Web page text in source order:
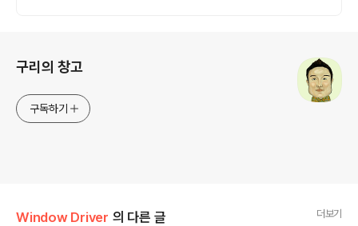
구리의 창고
구독하기
Window Driver 의 다른 글 더보기